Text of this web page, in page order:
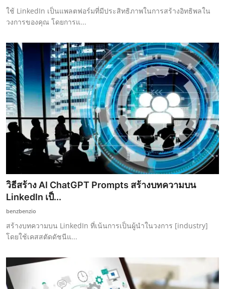
ใช้ LinkedIn เป็นแพลตฟอร์มที่มีประสิทธิภาพในการสร้างอิทธิพลใน
วงการของคุณ โดยการแ...
วิธีสร้าง AI ChatGPT Prompts สร้างบทความบน
LinkedIn เป็...
benzbenzio
สร้างบทความบน LinkedIn ที่เน้นการเป็นผู้นำในวงการ [industry]
โดยใช้เคสสตัดดัชนีแ...